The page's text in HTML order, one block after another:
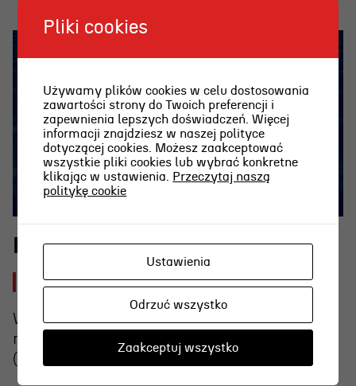
Kasa biletowa
2026-07-30 [czw]
W piątek, 31 lipca, kasa w teatrze będzie
nieczynna – zapraszamy na Plener Literacki
(namiot nr 33) oraz Scenę Letnią.
Pliki cookies
Używamy plików cookies w celu dostosowania
zawartości strony do Twoich preferencji i
zapewnienia lepszych doświadczeń. Więcej
informacji znajdziesz w naszej polityce
dotyczącej cookies. Możesz zaakceptować
wszystkie pliki cookies lub wybrać konkretne
klikając w ustawienia. Przeczytaj naszą
politykę cookie
Ustawienia
Odrzuć wszystko
Zaakceptuj wszystko